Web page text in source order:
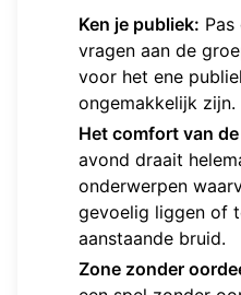
Ken je publiek:
vragen aan de
voor het ene
ongemakkelijk zijn.
Het comfort van
avond draait
onderwerpen
gevoelig liggen of
aanstaande bruid.
Zone zonder